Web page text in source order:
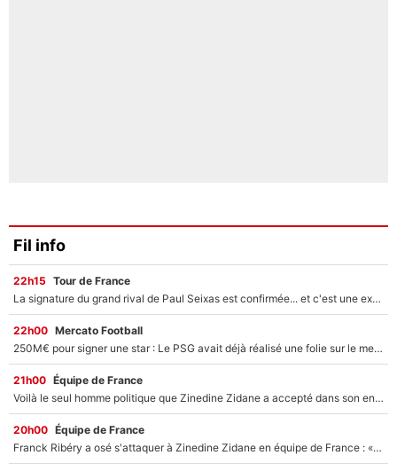
Fil info
22h15 Tour de France
La signature du grand rival de Paul Seixas est confirmée... et c'est une excellente nouvelle pour l'équipe Decathlon-CMA CGM !
22h00 Mercato Football
250M€ pour signer une star : Le PSG avait déjà réalisé une folie sur le mercato bien avant Neymar !
21h00 Équipe de France
Voilà le seul homme politique que Zinedine Zidane a accepté dans son entourage : «Je garde un très bon souvenir de lui»
20h00 Équipe de France
Franck Ribéry a osé s'attaquer à Zinedine Zidane en équipe de France : «Je n'aurais jamais fait ça»